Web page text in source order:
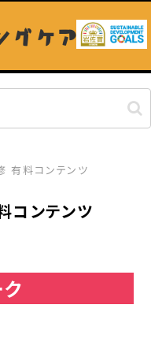
グケア
有料コンテンツ
コンテンツ